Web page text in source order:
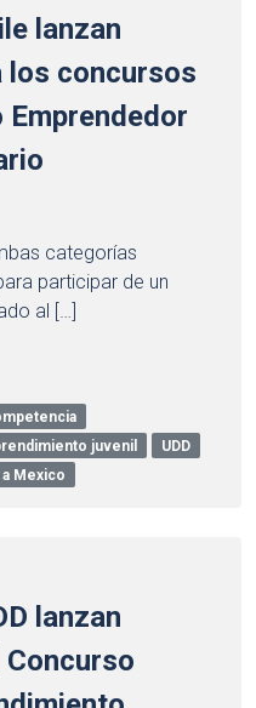
lanzan
los concursos
categorías
participar de un
al […]
juvenil
UDD
a Mexico
lanzan